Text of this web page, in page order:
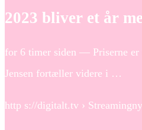
2023 bliver et år
for 6 timer siden — Priserne er
Jensen fortæller videre i …
http s://digitalt.tv ›